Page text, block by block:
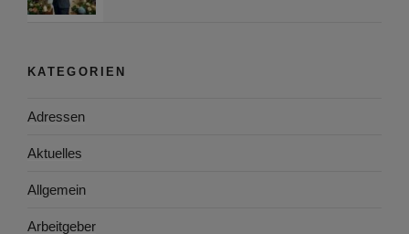
KATEGORIEN
Adressen
Aktuelles
Allgemein
Arbeitgeber